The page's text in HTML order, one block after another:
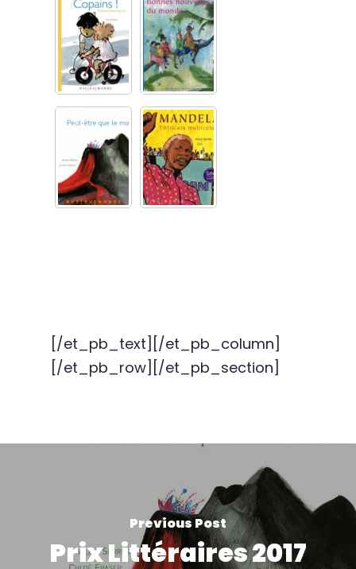
[/et_pb_text][/et_pb_column]
[/et_pb_row][/et_pb_section]
Previous Post
Prix Littéraires 2017